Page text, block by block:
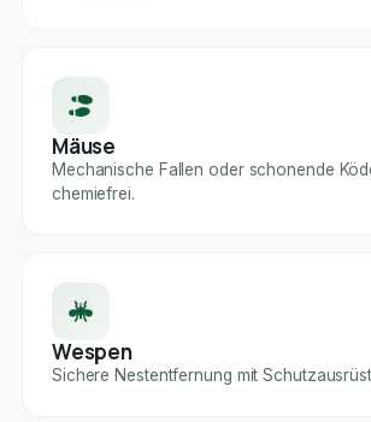
Mäuse
Mechanische Fallen oder schonende
chemiefrei.
Wespen
Sichere Nestentfernung mit